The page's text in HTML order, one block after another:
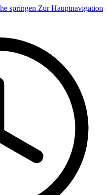
springen Zur Hauptnavigation